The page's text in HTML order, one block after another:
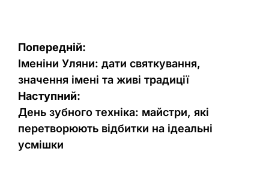
Навігація
записів
Попередній:
Іменіни Уляни: дати святкування,
значення імені та живі традиції
Наступний:
День зубного техніка: майстри, які
перетворюють відбитки на ідеальні
усмішки